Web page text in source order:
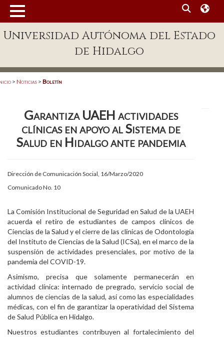
Enlaces
Patronato
Plataforma Garza
Acreditación Internacional
Aspirantes
Personal
Alumni
Visitantes
Universidad Autónoma del Estado
de Hidalgo
> Noticias > Boletín
Garantiza UAEH actividades
clínicas en apoyo al Sistema de
Salud en Hidalgo ante pandemia
Dirección de Comunicación Social, 16/Marzo/2020
Comunicado No. 10
La Comisión Institucional de Seguridad en Salud de la UAEH
acuerda el retiro de estudiantes de campos clínicos de
Ciencias de la Salud y el cierre de las clínicas de Odontología
del Instituto de Ciencias de la Salud (ICSa), en el marco de la
suspensión de actividades presenciales, por motivo de la
pandemia del COVID-19.
Asimismo, precisa que solamente permanecerán en
actividad clínica: internado de pregrado, servicio social de
alumnos de ciencias de la salud, así como las especialidades
médicas, con el fin de garantizar la operatividad del Sistema
de Salud Pública en Hidalgo.
Nuestros estudiantes contribuyen al fortalecimiento del